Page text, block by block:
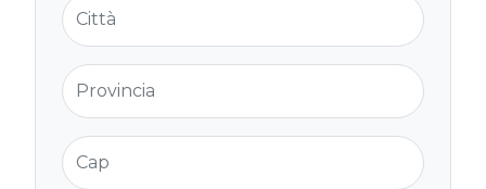
Provincia
Cap